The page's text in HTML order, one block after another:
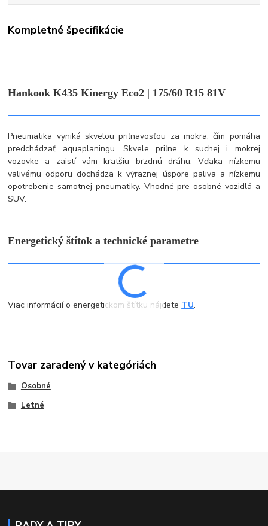
Kompletné špecifikácie
Hankook K435 Kinergy Eco2 | 175/60 R15 81V
Pneumatika vyniká skvelou priľnavosťou za mokra, čím pomáha
predchádzať aquaplaningu. Skvele priľne k suchej i mokrej
vozovke a zaistí vám kratšiu brzdnú dráhu. Vďaka nízkemu
valivému odporu dochádza k výraznej úspore paliva a nízkemu
opotrebenie samotnej pneumatiky. Vhodné pre osobné vozidlá a
SUV.
Energetický štítok a technické parametre
Viac informácií o energetickom štítku nájdete TU.
Tovar zaradený v kategóriách
Osobné
Letné